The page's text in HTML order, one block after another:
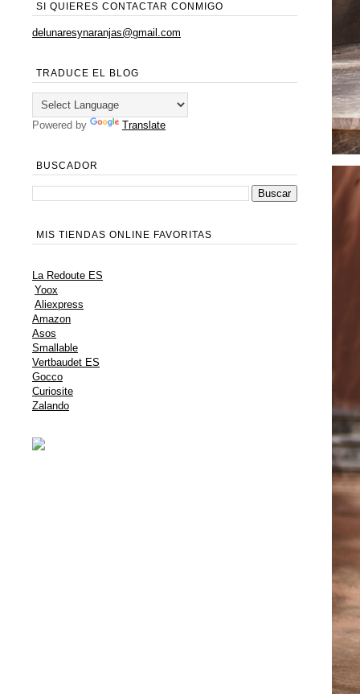
SI QUIERES CONTACTAR CONMIGO
delunaresynaranjas@gmail.com
TRADUCE EL BLOG
Powered by Translate
BUSCADOR
MIS TIENDAS ONLINE FAVORITAS
La Redoute ES
Yoox
Aliexpress
Amazon
Asos
Smallable
Vertbaudet ES
Gocco
Curiosite
Zalando